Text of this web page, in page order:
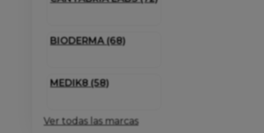
BIODERMA (68)
MEDIK8 (58)
Ver todas las marcas